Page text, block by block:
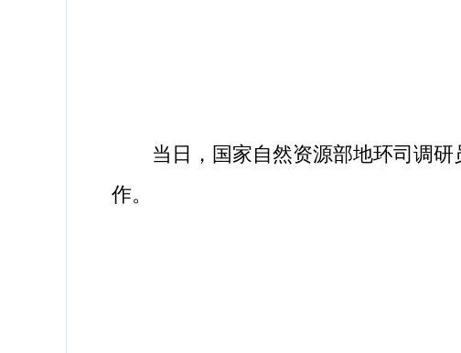
当日，国家自然资源部地环司调研
作。